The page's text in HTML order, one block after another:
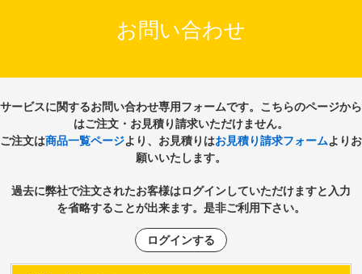
お問い合わせ
サービスに関するお問い合わせ専用フォームです。こちらのページから
はご注文・お見積り請求いただけません。
ご注文は商品一覧ページより、お見積りはお見積り請求フォームよりお
願いいたします。
過去に弊社で注文されたお客様はログインしていただけますと入力
を省略することが出来ます。是非ご利用下さい。
ログインする